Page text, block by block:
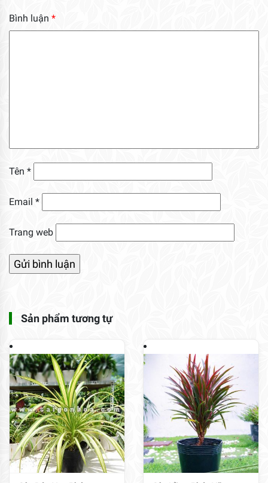
Bình luận *
Tên *
Email *
Trang web
Sản phẩm tương tự